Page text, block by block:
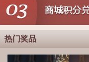
热门奖品